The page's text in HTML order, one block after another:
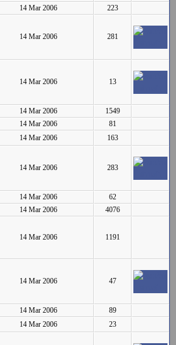
14 Mar 2006 223
14 Mar 2006 281
14 Mar 2006 13
14 Mar 2006
1549
14 Mar 2006
81
14 Mar 2006 163
14 Mar 2006 283
14 Mar 2006
62
14 Mar 2006 4076
14 Mar 2006 1191
14 Mar 2006 47
14 Mar 2006
89
14 Mar 2006 23